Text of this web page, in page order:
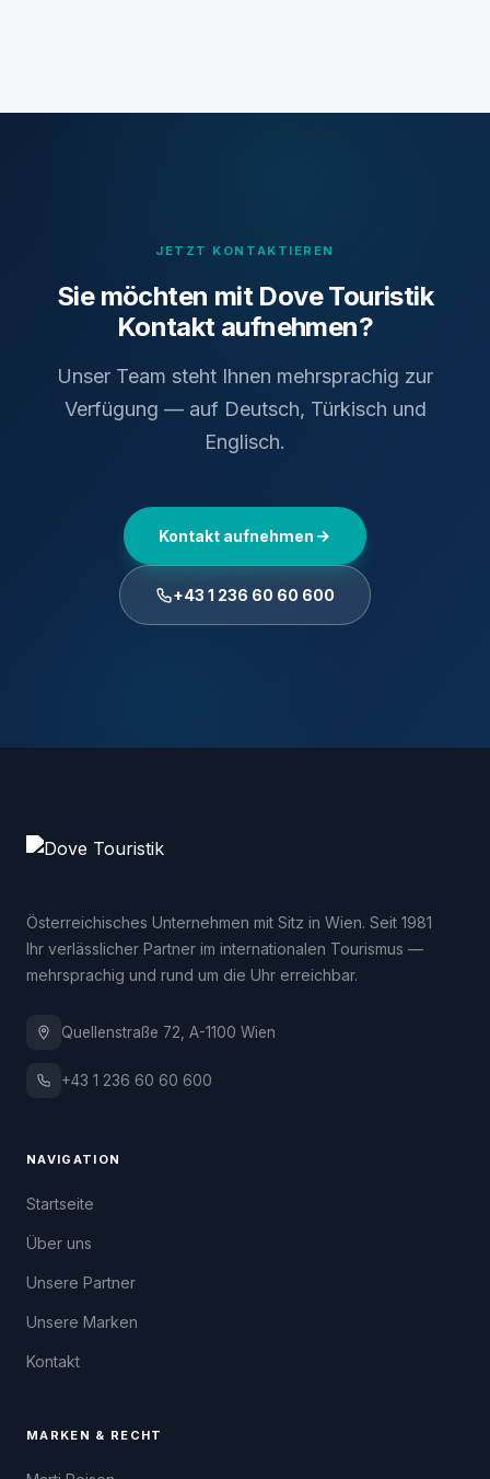
JETZT KONTAKTIEREN
Sie möchten mit Dove Touristik
Kontakt aufnehmen?
Unser Team steht Ihnen mehrsprachig zur
Verfügung — auf Deutsch, Türkisch und
Englisch.
Kontakt aufnehmen
+43 1 236 60 60 600
Österreichisches Unternehmen mit Sitz in Wien. Seit 1981
Ihr verlässlicher Partner im internationalen Tourismus —
mehrsprachig und rund um die Uhr erreichbar.
Quellenstraße 72, A-1100 Wien
+43 1 236 60 60 600
NAVIGATION
Startseite
Über uns
Unsere Partner
Unsere Marken
Kontakt
MARKEN & RECHT